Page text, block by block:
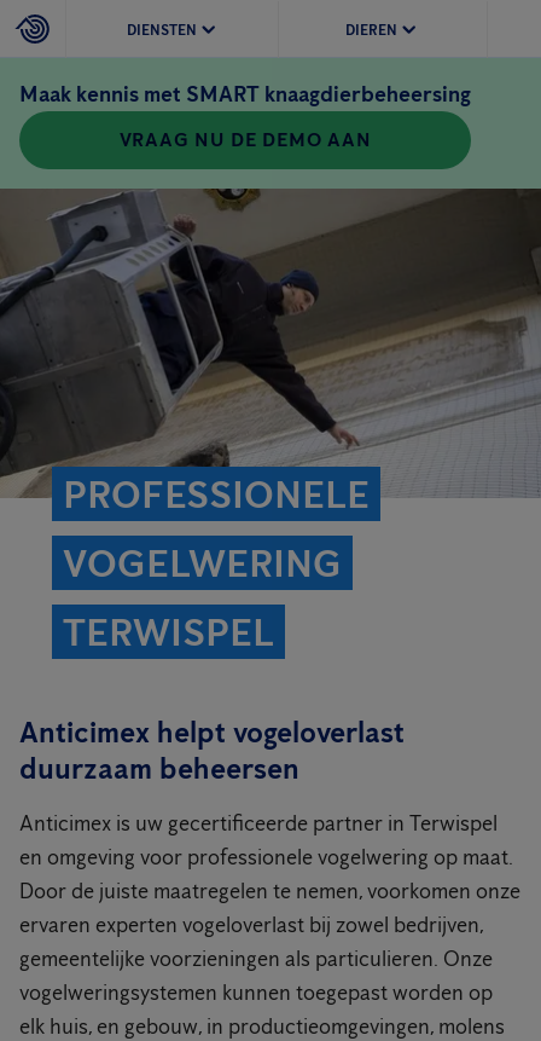
DIENSTEN DIEREN
Maak kennis met SMART knaagdierbeheersing
VRAAG NU DE DEMO AAN
PROFESSIONELE
VOGELWERING
TERWISPEL
Anticimex helpt vogeloverlast
duurzaam beheersen
Anticimex is uw gecertificeerde partner in Terwispel
en omgeving voor professionele vogelwering op maat.
Door de juiste maatregelen te nemen, voorkomen onze
ervaren experten vogeloverlast bij zowel bedrijven,
gemeentelijke voorzieningen als particulieren. Onze
vogelweringsystemen kunnen toegepast worden op
elk huis, en gebouw, in productieomgevingen, molens